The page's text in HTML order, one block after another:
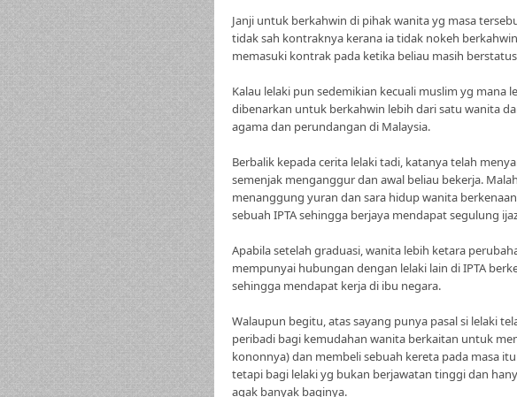
Janji untuk berkahwin di pihak wanita yg masa
tidak sah kontraknya kerana ia tidak nokeh
memasuki kontrak pada ketika beliau masih
Kalau lelaki pun sedemikian kecuali muslim yg mana
dibenarkan untuk berkahwin lebih dari satu wanita
agama dan perundangan di Malaysia.
Berbalik kepada cerita lelaki tadi, katanya telah
semenjak menganggur dan awal beliau bekerja.
menanggung yuran dan sara hidup wanita
sebuah IPTA sehingga berjaya mendapat segulung
Apabila setelah graduasi, wanita lebih ketara
mempunyai hubungan dengan lelaki lain di IPTA
sehingga mendapat kerja di ibu negara.
Walaupun begitu, atas sayang punya pasal si lelaki
peribadi bagi kemudahan wanita berkaitan untuk
kononnya) dan membeli sebuah kereta pada masa
tetapi bagi lelaki yg bukan berjawatan tinggi dan
agak banyak baginya.